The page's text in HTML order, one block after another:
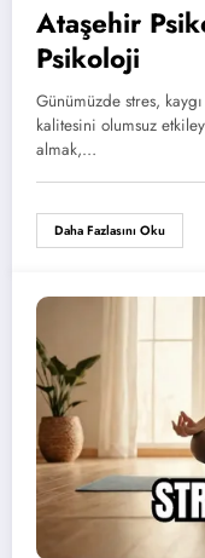
Ataşehir
Psikoloji
Günümüzde stres,
kalitesini olumsuz
almak,…
Daha Fazlasını Oku